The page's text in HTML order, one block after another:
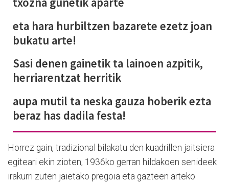
eta hara hurbiltzen bazarete ezetz joan
bukatu arte!
Sasi denen gainetik ta lainoen azpitik,
herriarentzat herritik
aupa mutil ta neska gauza hoberik ezta
beraz has dadila festa!
Horrez gain, tradizional bilakatu den kuadrillen jaitsiera
egiteari ekin zioten, 1936ko gerran hildakoen senideek
irakurri zuten jaietako pregoia eta gazteen arteko